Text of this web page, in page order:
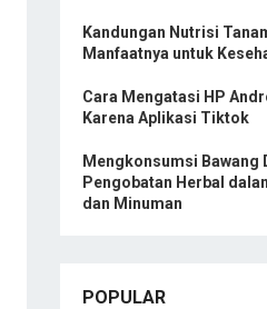
Kandungan Nutrisi
Manfaatnya untuk
Cara Mengatasi HP
Karena Aplikasi Tiktok
Mengkonsumsi Bawang
Pengobatan Herbal
dan Minuman
POPULAR